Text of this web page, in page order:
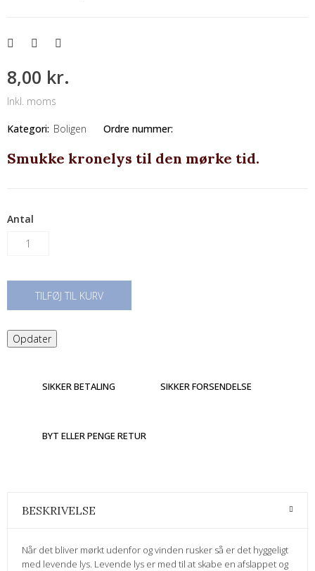
8,00 kr.
Inkl. moms
Kategori: Boligen Ordre nummer:
Smukke kronelys til den mørke tid.
Antal
TILFØJ TIL KURV
SIKKER BETALING SIKKER FORSENDELSE
BYT ELLER PENGE RETUR
BESKRIVELSE
Når det bliver mørkt udenfor og vinden rusker så er det hyggeligt
med levende lys. Levende lys er med til at skabe en afslappet og